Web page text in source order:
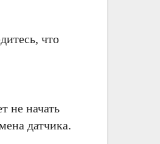
что
не начать
датчика.